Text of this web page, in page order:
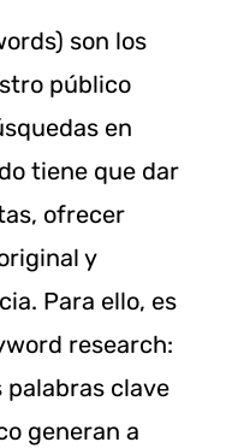
son los
público
en
tiene que dar
ofrecer
y
Para ello, es
research:
palabras clave
generan a